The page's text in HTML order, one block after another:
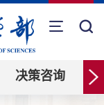
决策咨询